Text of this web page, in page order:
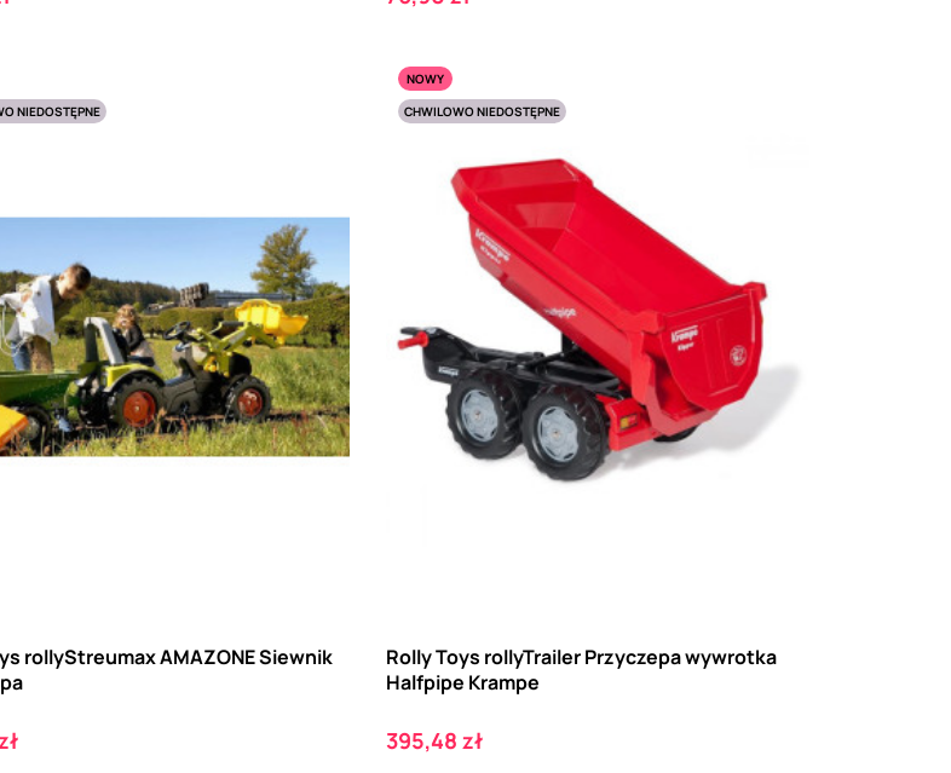
NIEDOSTĘPNE
rollyStreumax AMAZONE Siewnik
NOWY
CHWILOWO NIEDOSTĘPNE
Rolly Toys rollyTrailer Przyczepa wywrotka
Halfpipe Krampe
Cena
395,48 zł